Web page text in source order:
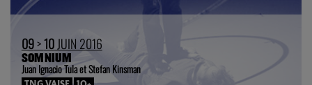
09>10JUIN 2016
SOMNIUM
Juan Ignacio Tula et Stefan Kinsman